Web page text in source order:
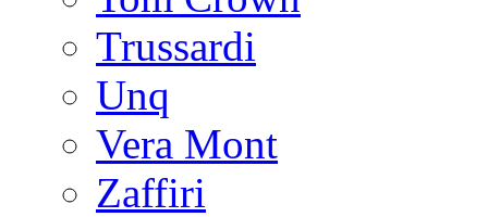
Trussardi
Unq
Vera Mont
Zaffiri